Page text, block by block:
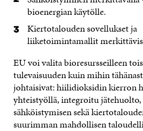
bioenergian käytölle.
Kiertotalouden sovellukset ja
liiketoimintamallit
EU voi valita bioresursseilleen
tulevaisuuden kuin mihin
johtaisivat: hiilidioksidin kierron
yhteistyöllä, integroitu
sähköistymisen sekä
suurimman mahdollisen